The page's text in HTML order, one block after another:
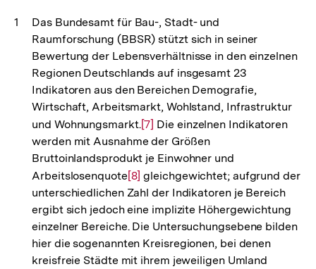
Das Bundesamt für Bau-, Stadt- und
Raumforschung (BBSR) stützt sich in seiner
Bewertung der Lebensverhältnisse in den einzelnen
Regionen Deutschlands auf insgesamt 23
Indikatoren aus den Bereichen Demografie,
Wirtschaft, Arbeitsmarkt, Wohlstand, Infrastruktur
und Wohnungsmarkt.Zur
Auflösung
der
Fußnote
[7] Die einzelnen Indikatoren
werden mit Ausnahme der Größen
Bruttoinlandsprodukt je Einwohner und
ArbeitslosenquoteZur
Auflösung
der
Fußnote
[8] gleichgewichtet; aufgrund der
unterschiedlichen Zahl der Indikatoren je Bereich
ergibt sich jedoch eine implizite Höhergewichtung
einzelner Bereiche. Die Untersuchungsebene bilden
hier die sogenannten Kreisregionen, bei denen
kreisfreie Städte mit ihrem jeweiligen Umland